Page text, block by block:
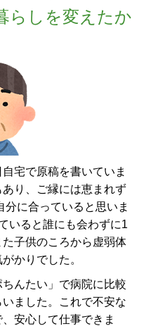
らしを変えたか
宅で原稿を書いていま
り、ご縁には恵まれず
に合っていると思いま
いると誰にも会わずに1
⼦供のころから虚弱体
かりでした。
んたい」で病院に比較
ました。これで不安な
安⼼して仕事できま